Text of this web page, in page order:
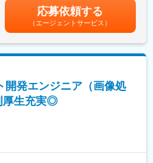
ったものに携わりたいか、どんな
伺い、アサインが可能です。
できる一方、1人で黙々と開発で
め、若手教育に携わりたい方は、
能な環境です。
ムウェアをC言語を用いて開発す
カやハードウェア設計部門から装
インク設計部門からはインクの吐
定義）を行います。
工程と、テストや評価の下流工程
す。
外から見えるものではありませ
金はあくまでも目安の金額であ
性があります。月給(月額)は固定手
応募依頼する
（エージェントサービス）
開発エンジニア（画像処
厚生充実◎